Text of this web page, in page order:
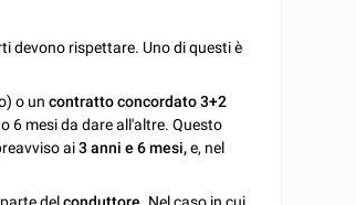
devono rispettare. Uno di questi è
o uncontratto concordato 3+2
6 mesi da dare all'altre. Questo
ai3 anni e 6 mesi,e, nel